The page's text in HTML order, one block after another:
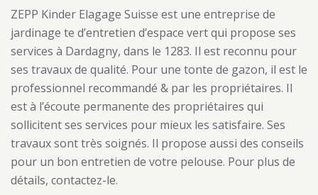
ZEPP Kinder Elagage Suisse est une entreprise de
jardinage te d’entretien d’espace vert qui propose ses
services à Dardagny, dans le 1283. Il est reconnu pour
ses travaux de qualité. Pour une tonte de gazon, il est le
professionnel recommandé & par les propriétaires. Il
est à l’écoute permanente des propriétaires qui
sollicitent ses services pour mieux les satisfaire. Ses
travaux sont très soignés. Il propose aussi des conseils
pour un bon entretien de votre pelouse. Pour plus de
détails, contactez-le.